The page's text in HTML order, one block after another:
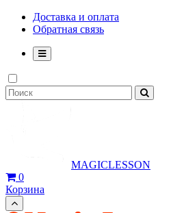
Доставка и оплата
Обратная связь
MAGICLESSON
0
Корзина